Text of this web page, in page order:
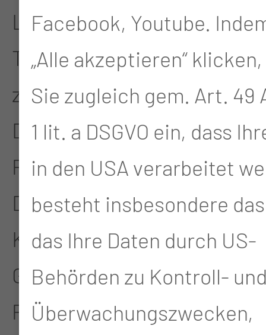
Lungenzentrums, des
Tumorzentrums sowie des
zertifizierten
Darmzentrums und dem
Pankreaszentrum der
Deutschen
Krebsgesellschaft.
Gemeinsam mit unseren
Partnerdisziplinen liegt
Facebook, Youtube.
„Alle akzeptieren“
Sie zugleich gem. Art. 49
1 lit. a DSGVO ein, dass
in den USA verarbeitet
besteht insbesondere
das Ihre Daten durch US-
Behörden zu Kontroll-
Überwachungszwecken,